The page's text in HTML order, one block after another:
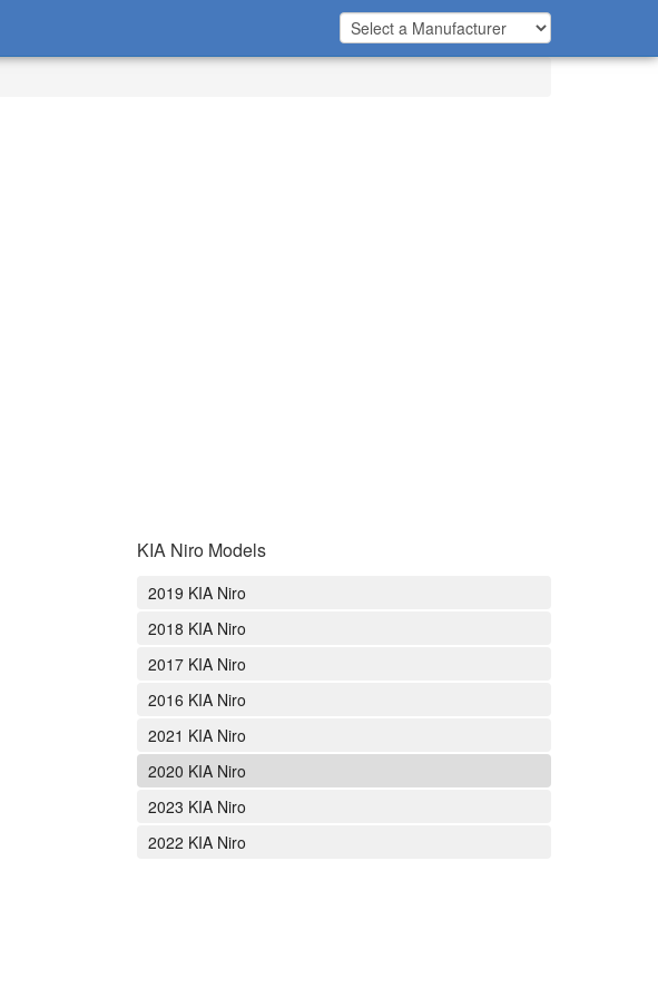
KIA Niro Models
2019 KIA Niro
2018 KIA Niro
2017 KIA Niro
2016 KIA Niro
2021 KIA Niro
2020 KIA Niro
2023 KIA Niro
2022 KIA Niro